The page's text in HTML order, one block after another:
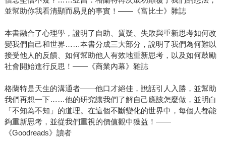
並幫助你我看清顯而易見的事實！——《富比士》雜誌
本書融合了心理學，證明了自助、質疑、失敗與重新思考如何改
變我們自己和世界……本書分成三大部分，說明了我們為何難以
接受他人的反饋、如何幫助他人有效地重新思考，以及如何鼓勵
社會開始進行反思！——《商業內幕》雜誌
格蘭特是天生的溝通者——他口才絕佳，說話引人入勝，並幫助
我們再想一下……他的研究讓我們了解自己應該怎麼做，並明白
「不知為不知」的道理。在這個不斷變化的世界中，每個人都能
夠重新思考，並從我們重視的價值觀中獲益！——
《Goodreads》讀者